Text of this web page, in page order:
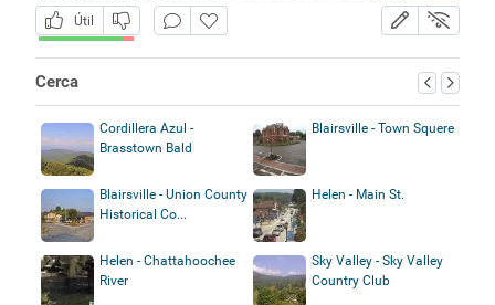
Útil
Cerca
Cordillera Azul -
Brasstown Bald
Blairsville - Town Squere
Blairsville - Union County
Historical Co...
Helen - Main St.
Helen - Chattahoochee
River
Sky Valley - Sky Valley
Country Club